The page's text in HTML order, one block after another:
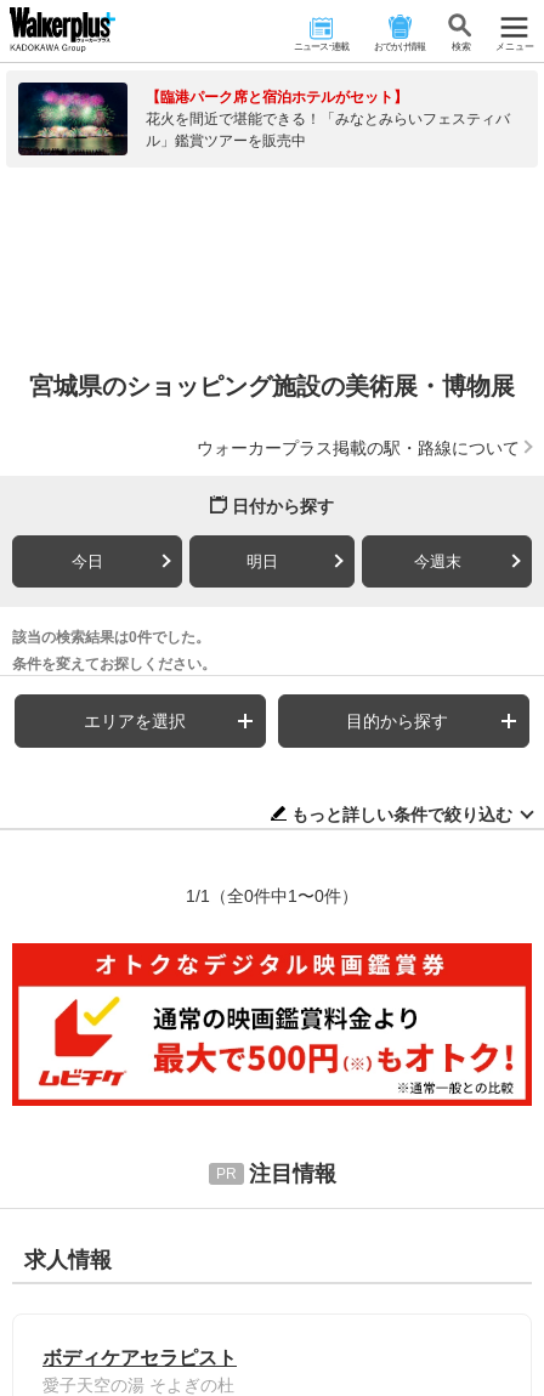
ニュース･連載 おでかけ情報 検 索 メニュー
【臨港パーク席と宿泊ホテルがセット】
花火を間近で堪能できる！「みなとみらいフェスティバ
ル」鑑賞ツアーを販売中
宮城県のショッピング施設の美術展・博物展
ウォーカープラス掲載の駅・路線について
日付から探す
今日 明日 今週末
該当の検索結果は0件でした。
条件を変えてお探しください。
エリアを選択 目的から探す
もっと詳しい条件で絞り込む
1/1 （全0件中1〜0件）
注目情報
求人情報
ボディケアセラピスト
愛子天空の湯 そよぎの杜